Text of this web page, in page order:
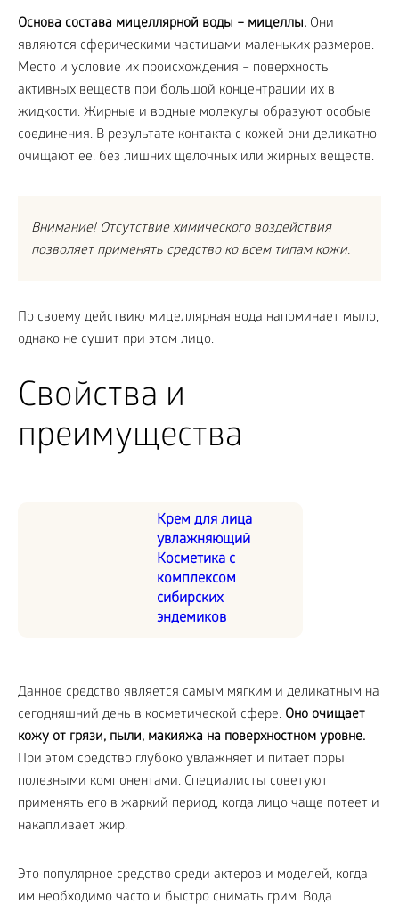
Основа состава мицеллярной воды – мицеллы. Они
являются сферическими частицами маленьких размеров.
Место и условие их происхождения – поверхность
активных веществ при большой концентрации их в
жидкости. Жирные и водные молекулы образуют особые
соединения. В результате контакта с кожей они деликатно
очищают ее, без лишних щелочных или жирных веществ.
Внимание! Отсутствие химического воздействия
позволяет применять средство ко всем типам кожи.
По своему действию мицеллярная вода напоминает мыло,
однако не сушит при этом лицо.
Свойства и
преимущества
Крем для лица
увлажняющий
Косметика с
комплексом
сибирских
эндемиков
Данное средство является самым мягким и деликатным на
сегодняшний день в косметической сфере. Оно очищает
кожу от грязи, пыли, макияжа на поверхностном уровне.
При этом средство глубоко увлажняет и питает поры
полезными компонентами. Специалисты советуют
применять его в жаркий период, когда лицо чаще потеет и
накапливает жир.
Это популярное средство среди актеров и моделей, когда
им необходимо часто и быстро снимать грим. Вода